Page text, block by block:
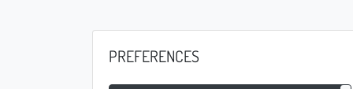
PREFERENCES